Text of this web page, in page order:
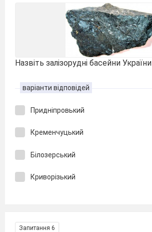
Назвіть залізорудні басейни України
варіанти відповідей
Придніпровький
Кременчуцький
Білозерський
Криворізький
Запитання 6